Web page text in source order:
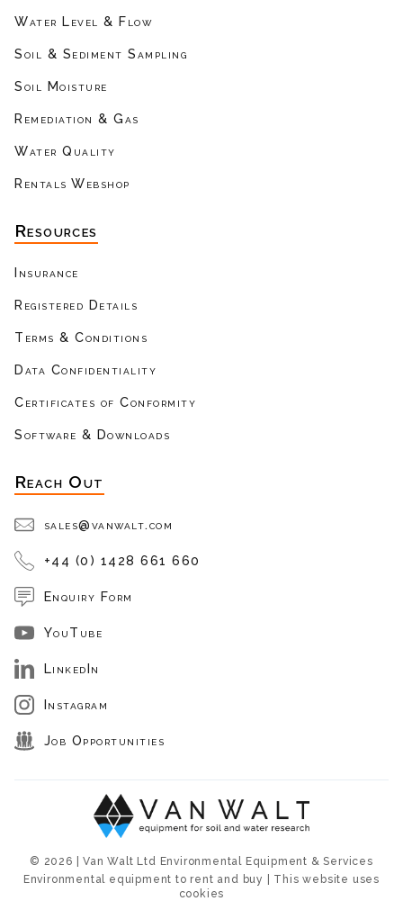
Water Level & Flow
Soil & Sediment Sampling
Soil Moisture
Remediation & Gas
Water Quality
Rentals Webshop
Resources
Insurance
Registered Details
Terms & Conditions
Data Confidentiality
Certificates of Conformity
Software & Downloads
Reach Out
sales@vanwalt.com
+44 (0) 1428 661 660
Enquiry Form
YouTube
LinkedIn
Instagram
Job Opportunities
© 2026 | Van Walt Ltd Environmental Equipment & Services
Environmental equipment to rent and buy | This website uses
cookies